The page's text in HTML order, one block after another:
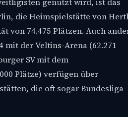
genutzt wird, ist das
die Heimspielstätte von
von 74.475 Plätzen. Auch
mit der Veltins-Arena (62.271
SV mit dem
Plätze) verfügen über
die oft sogar Bundesliga-